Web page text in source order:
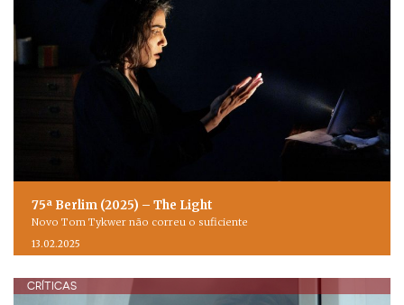
75ª Berlim (2025) – The Light
Novo Tom Tykwer não correu o suficiente
13.02.2025
CRÍTICAS